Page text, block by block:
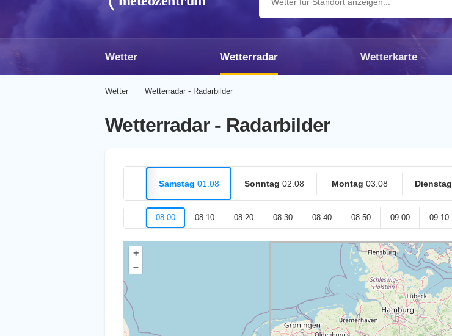
Wetter Wetterradar Wetterkarte
Wetter Wetterradar - Radarbilder
Wetterradar - Radarbilder
Samstag 01.08 Sonntag 02.08 Montag 03.08 Dienstag
08:00 08:10 08:20 08:30 08:40 08:50 09:00 09:10
+
–